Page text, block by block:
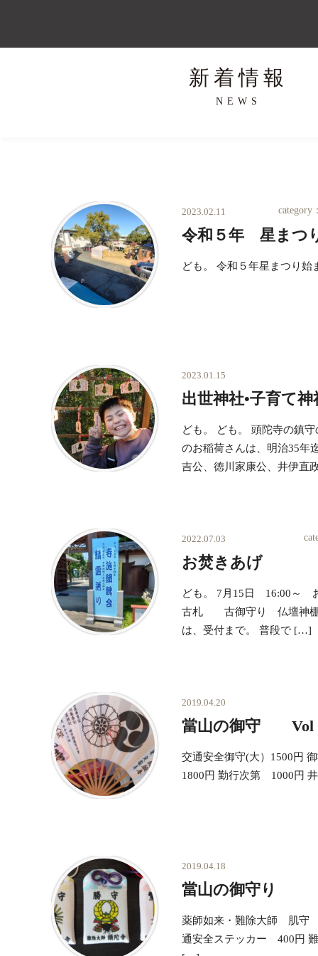
新着情報
NEWS
2023.02.11 category
令和５年 星まつ
ども。 令和５年星まつり始
2023.01.15
出世神社•子育て神
ども。 ども。 頭陀寺の鎮
のお稲荷さんは、明治35年
吉公、徳川家康公、井伊直
2022.07.03
お焚きあげ
ども。 7月15日 16:00～
古札 古御守り 仏壇神棚
は、受付まで。 普段で […]
2019.04.20
當山の御守
交通安全御守(大）1500円
1800円 勤行次第 1000円
2019.04.18
當山の御守り
薬師如来・難除大師 肌守
通安全ステッカー 400円